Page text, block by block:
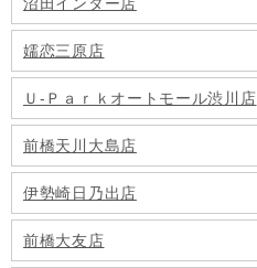
嬬恋三原店
Ｕ-Ｐａｒｋオートモール渋川店
前橋天川大島店
伊勢崎日乃出店
前橋大友店